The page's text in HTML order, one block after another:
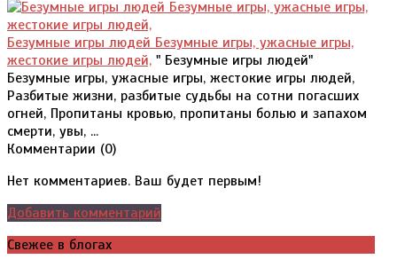
Безумные игры людей Безумные игры, ужасные игры,
жестокие игры людей, " Безумные игры людей"
Безумные игры, ужасные игры, жестокие игры людей,
Разбитые жизни, разбитые судьбы на сотни погасших
огней, Пропитаны кровью, пропитаны болью и запахом
смерти, увы, ...
Комментарии (0)
Нет комментариев. Ваш будет первым!
Добавить комментарий
Свежее в блогах